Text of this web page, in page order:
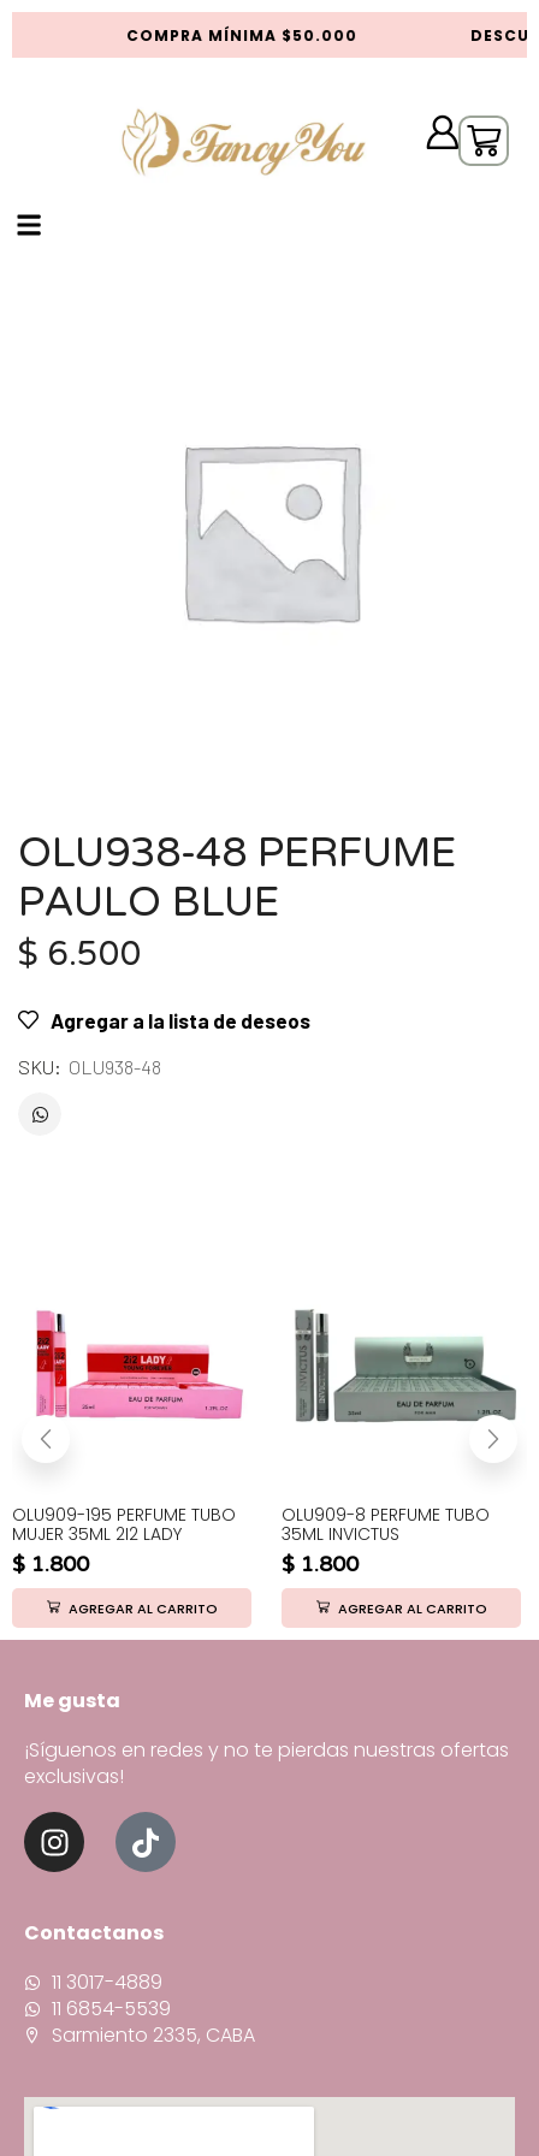
COMPRA MÍNIMA $50.000
OLU938-48 PERFUME
PAULO BLUE
$ 6.500
Agregar a la lista de deseos
SKU: OLU938-48
OLU909-195 PERFUME TUBO
MUJER 35ML 2I2 LADY
$ 1.800
AGREGAR AL CARRITO
OLU909-8 PERFUME TUBO
35ML INVICTUS
$ 1.800
AGREGAR AL CARRITO
Me gusta
¡Síguenos en redes y no te pierdas nuestras ofertas
exclusivas!
Contactanos
11 3017-4889
11 6854-5539
Sarmiento 2335, CABA